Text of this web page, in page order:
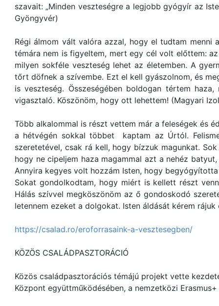
szavait: „Minden veszteségre a legjobb gyógyír az
Gyöngyvér)
Régi álmom vált valóra azzal, hogy el tudtam menni
témára nem is figyeltem, mert egy cél volt előttem:
milyen sokféle veszteség lehet az életemben. A
tőrt döfnek a szívembe. Ezt el kell gyászolnom, és
is veszteség. Összeségében boldogan tértem
vigasztaló. Köszönöm, hogy ott lehettem! (Magyari
Több alkalommal is részt vettem már a feleségek és
a hétvégén sokkal többet kaptam az Úrtól.
szeretetével, csak rá kell, hogy bízzuk magunkat.
hogy ne cipeljem haza magammal azt a nehéz
Annyira kegyes volt hozzám Isten, hogy
Sokat gondolkodtam, hogy miért is kellett részt
Hálás szívvel megköszönöm az ő gondoskodó
letennem ezeket a dolgokat. Isten áldását kérem
https://csalad.ro/eroforrasaink-a-vesztesegben/
KÖZÖS CSALÁDPASZTORÁCIÓ
Közös családpasztorációs témájú projekt vette
Központ együttműködésében, a nemzetközi